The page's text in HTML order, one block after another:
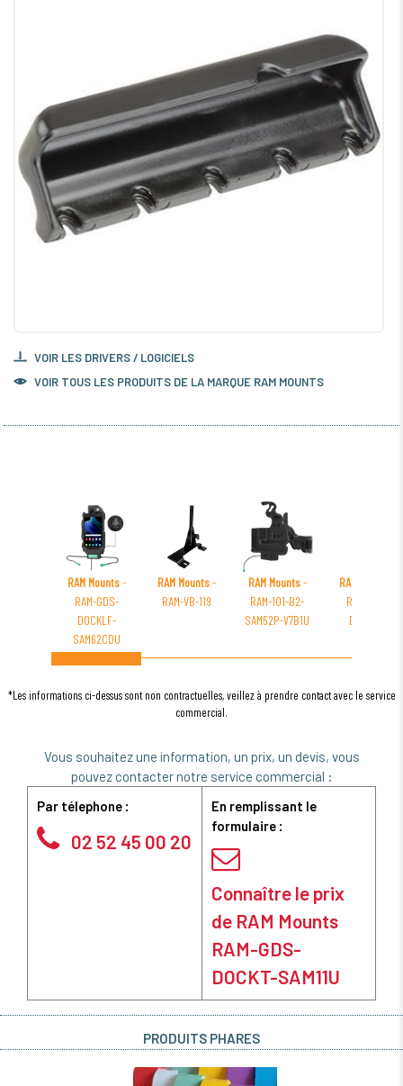
VOIR LES DRIVERS / LOGICIELS
VOIR TOUS LES PRODUITS DE LA MARQUE RAM MOUNTS
RAM Mounts-
RAM-GDS-
DOCKLF-
SAM62CDU
RAM Mounts-
RAM-VB-119
RAM Mounts-
RAM-101-B2-
SAM52P-V7B1U
RAM Mounts
RAM-GDS-
DOCKLF-
*Les informations ci-dessus sont non contractuelles, veillez à prendre contact avec le service
commercial.
Vous souhaitez une information, un prix, un devis, vous
pouvez contacter notre service commercial :
Par télephone :
02 52 45 00 20
En remplissant le
formulaire :
Connaître le prix
de RAM Mounts
RAM-GDS-
DOCKT-SAM11U
PRODUITS PHARES